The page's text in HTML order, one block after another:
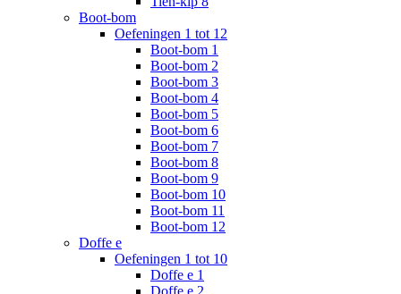
Boot-bom
Oefeningen 1 tot 12
Boot-bom 1
Boot-bom 2
Boot-bom 3
Boot-bom 4
Boot-bom 5
Boot-bom 6
Boot-bom 7
Boot-bom 8
Boot-bom 9
Boot-bom 10
Boot-bom 11
Boot-bom 12
Doffe e
Oefeningen 1 tot 10
Doffe e 1
Doffe e 2